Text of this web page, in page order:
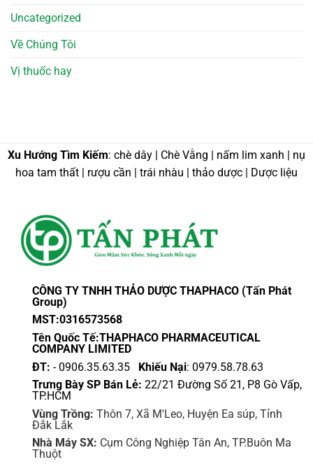
Uncategorized
Về Chúng Tôi
Vị thuốc hay
Xu Hướng Tìm Kiếm: chè dây | Chè Vằng | nấm lim xanh | nụ
hoa tam thất | rượu cần | trái nhàu | thảo dược | Dược liệu
CÔNG TY TNHH THẢO DƯỢC THAPHACO (Tấn Phát
Group)
MST:0316573568
Tên Quốc Tế:THAPHACO PHARMACEUTICAL
COMPANY LIMITED
ĐT: - 0906.35.63.35 Khiếu Nại: 0979.58.78.63
Trưng Bày SP Bán Lẻ: 22/21 Đường Số 21, P8 Gò Vấp,
TP.HCM
Vùng Trồng: Thôn 7, Xã M'Leo, Huyện Ea súp, Tỉnh
Đắk Lắk
Nhà Máy SX: Cụm Công Nghiệp Tân An, TP.Buôn Ma
Thuột